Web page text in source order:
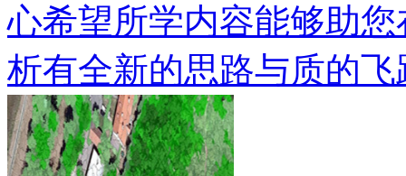
心希望所学内容能够助
析有全新的思路与质的飞